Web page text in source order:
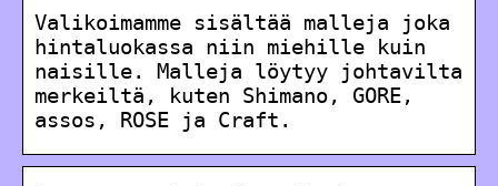
Valikoimamme sisältää malleja joka
hintaluokassa niin miehille kuin
naisille. Malleja löytyy johtavilta
merkeiltä, kuten Shimano, GORE,
assos, ROSE ja Craft.